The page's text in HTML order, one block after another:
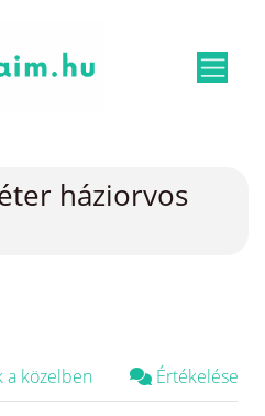
háziorvos
a közelben Értékelések